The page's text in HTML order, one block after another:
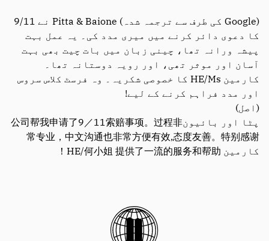
(Google کی طرف سے ترجمہ شدہ) Pitta & Baione نے 9/11
کا دعوی دائر کرنے میں میری مدد کی۔ یہ عمل بہت
پیشہ ورانہ تھا، چینی زبان میں بات چیت بھی بہت
آسان اور موثر تھی، اور رویہ دوستانہ تھا۔
کارمین HE/Ms کا خصوصی شکریہ۔ وہ فرسٹ کلاس سروس
اور مدد فراہم کرنے کے لیے!
(اصل)
پٹا اور بائیون公司帮我申请了9／11索赔事项。过程非
常专业，中文沟通也非常方便有效,态度友善。特别感谢
کارمین HE/何小姐 提供了一流的服务和帮助！